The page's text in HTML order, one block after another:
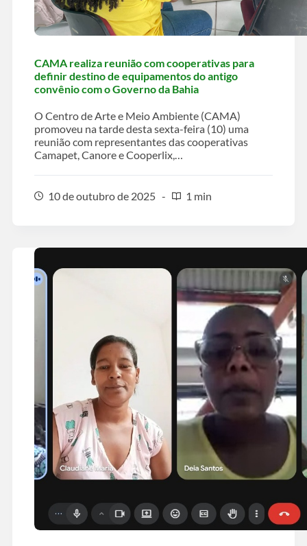
CAMA realiza reunião com cooperativas para
definir destino de equipamentos do antigo
convênio com o Governo da Bahia
O Centro de Arte e Meio Ambiente (CAMA)
promoveu na tarde desta sexta-feira (10) uma
reunião com representantes das cooperativas
Camapet, Canore e Cooperlix,…
10 de outubro de 2025 1 min